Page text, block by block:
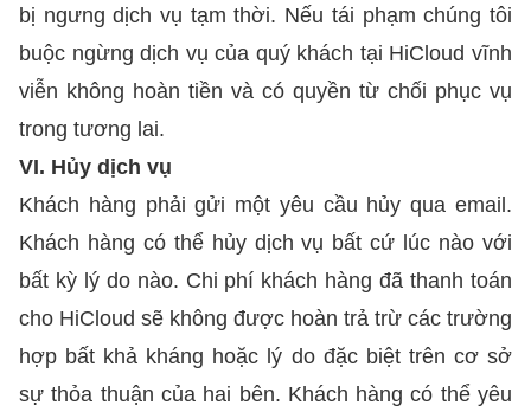
bị ngưng dịch vụ tạm thời. Nếu tái phạm chúng tôi
buộc ngừng dịch vụ của quý khách tại HiCloud vĩnh
viễn không hoàn tiền và có quyền từ chối phục vụ
trong tương lai.
VI. Hủy dịch vụ
Khách hàng phải gửi một yêu cầu hủy qua email.
Khách hàng có thể hủy dịch vụ bất cứ lúc nào với
bất kỳ lý do nào. Chi phí khách hàng đã thanh toán
cho HiCloud sẽ không được hoàn trả trừ các trường
hợp bất khả kháng hoặc lý do đặc biệt trên cơ sở
sự thỏa thuận của hai bên. Khách hàng có thể yêu